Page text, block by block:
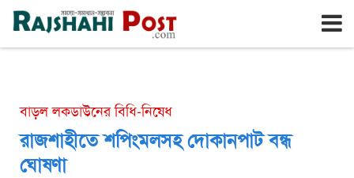
রাজশাহী শুক্রবার, ৭ই আগস্ট ২০২৬, ২৪শে শ্রাবণ ১৪৩৩
বাড়ল লকডাউনের বিধি-নিষেধ
রাজশাহীতে শপিংমলসহ দোকানপাট বন্ধ
ঘোষণা